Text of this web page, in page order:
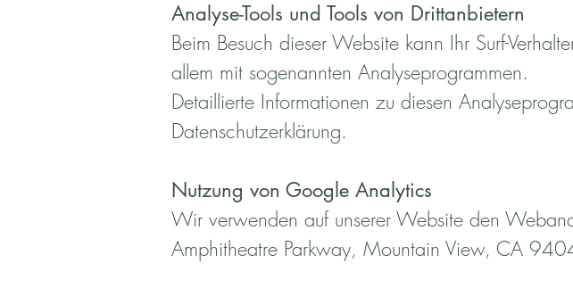
Analyse-Tools und Tools von Drittanbietern
Beim Besuch dieser Website kann Ihr Surf-
allem mit sogenannten Analyseprogrammen.
Detaillierte Informationen zu diesen
Datenschutzerklärung.
Nutzung von Google Analytics
Wir verwenden auf unserer Website den
Amphitheatre Parkway, Mountain View, CA